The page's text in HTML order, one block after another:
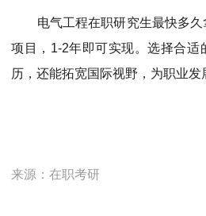
电气工程在职研究生最快多久
项目，1-2年即可实现。选择合适
历，还能拓宽国际视野，为职业发
来源：在职考研